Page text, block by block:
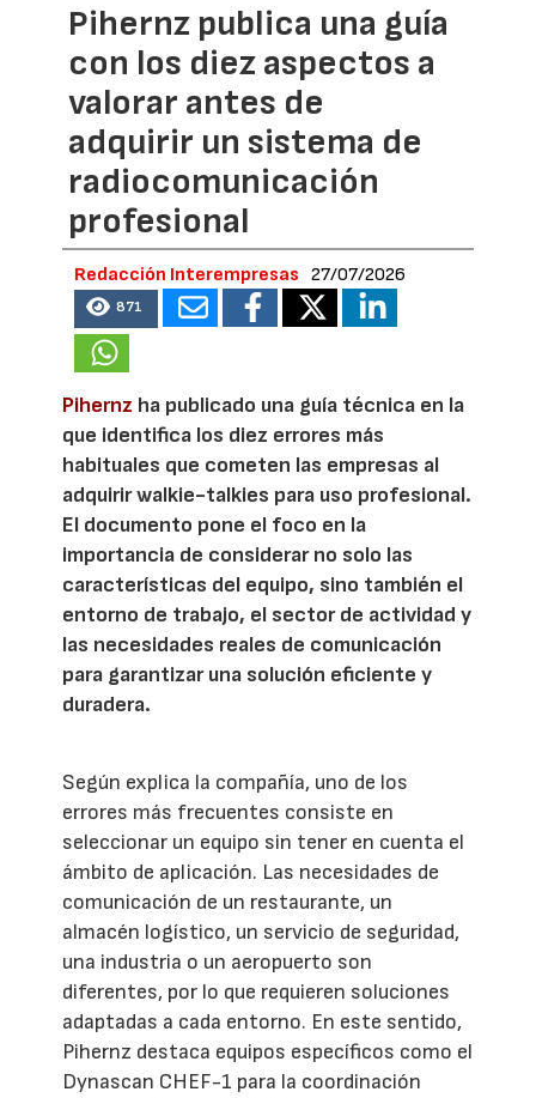
Pihernz publica una guía
con los diez aspectos a
valorar antes de
adquirir un sistema de
radiocomunicación
profesional
Redacción Interempresas 27/07/2026
871
Pihernz ha publicado una guía técnica en la
que identifica los diez errores más
habituales que cometen las empresas al
adquirir walkie-talkies para uso profesional.
El documento pone el foco en la
importancia de considerar no solo las
características del equipo, sino también el
entorno de trabajo, el sector de actividad y
las necesidades reales de comunicación
para garantizar una solución eficiente y
duradera.
Según explica la compañía, uno de los
errores más frecuentes consiste en
seleccionar un equipo sin tener en cuenta el
ámbito de aplicación. Las necesidades de
comunicación de un restaurante, un
almacén logístico, un servicio de seguridad,
una industria o un aeropuerto son
diferentes, por lo que requieren soluciones
adaptadas a cada entorno. En este sentido,
Pihernz destaca equipos específicos como el
Dynascan CHEF-1 para la coordinación